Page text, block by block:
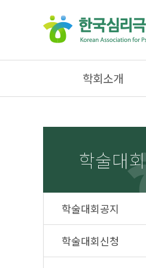
학회소개
학술대회
학술대회공지
학술대회신청